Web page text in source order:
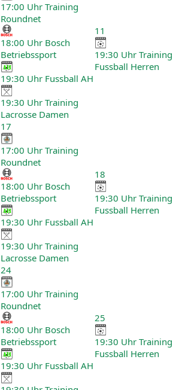
17:00 Uhr Training
Roundnet
18:00 Uhr Bosch
Betriebssport
19:30 Uhr Fussball AH
19:30 Uhr Training
Lacrosse Damen
11
19:30 Uhr Training
Fussball Herren
17
17:00 Uhr Training
Roundnet
18:00 Uhr Bosch
Betriebssport
19:30 Uhr Fussball AH
19:30 Uhr Training
Lacrosse Damen
18
19:30 Uhr Training
Fussball Herren
24
17:00 Uhr Training
Roundnet
18:00 Uhr Bosch
Betriebssport
19:30 Uhr Fussball AH
25
19:30 Uhr Training
Fussball Herren